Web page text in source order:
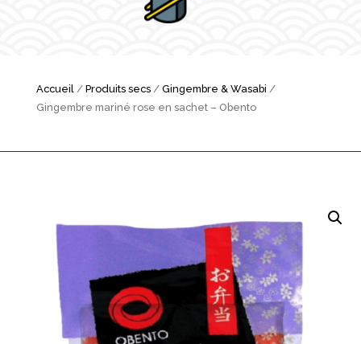
Accueil/ Produits secs/ Gingembre & Wasabi /
Gingembre mariné rose en sachet – Obento